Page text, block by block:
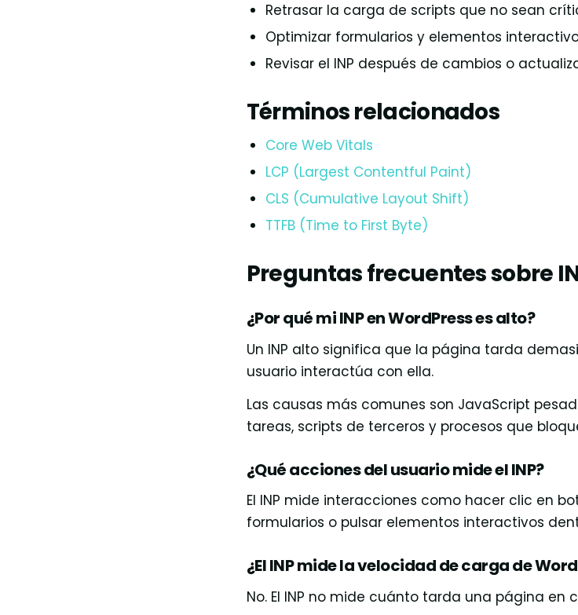
Retrasar la carga de scripts que no sean
Optimizar formularios y elementos
Revisar el INP después de cambios o
Términos relacionados
Core Web Vitals
LCP (Largest Contentful Paint)
CLS (Cumulative Layout Shift)
TTFB (Time to First Byte)
Preguntas frecuentes sobre
¿Por qué mi INP en WordPress es alto?
Un INP alto significa que la página tarda
usuario interactúa con ella.
Las causas más comunes son JavaScript
tareas, scripts de terceros y procesos que
¿Qué acciones del usuario mide el INP?
El INP mide interacciones como hacer clic en
formularios o pulsar elementos interactivos
¿El INP mide la velocidad de carga de
No. El INP no mide cuánto tarda una página en